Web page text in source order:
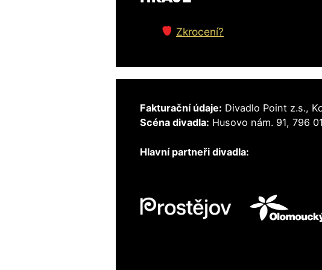
Zkrocení?
Fakturační údaje: Divadlo Point z.s.,
Scéna divadla: Husovo nám. 91, 796
Hlavní partneři divadla: